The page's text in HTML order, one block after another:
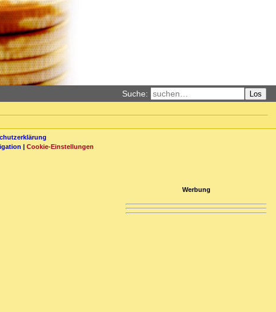
Suche: Los
| Cookie-Einstellungen
Werbung